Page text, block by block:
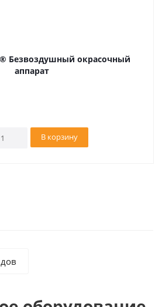
® Безвоздушный окрасочный
аппарат
В корзину